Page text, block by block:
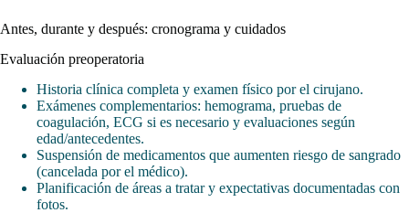
Antes, durante y después: cronograma y cuidados
Evaluación preoperatoria
Historia clínica completa y examen físico por el cirujano.
Exámenes complementarios: hemograma, pruebas de
coagulación, ECG si es necesario y evaluaciones según
edad/antecedentes.
Suspensión de medicamentos que aumenten riesgo de sangrado
(cancelada por el médico).
Planificación de áreas a tratar y expectativas documentadas con
fotos.